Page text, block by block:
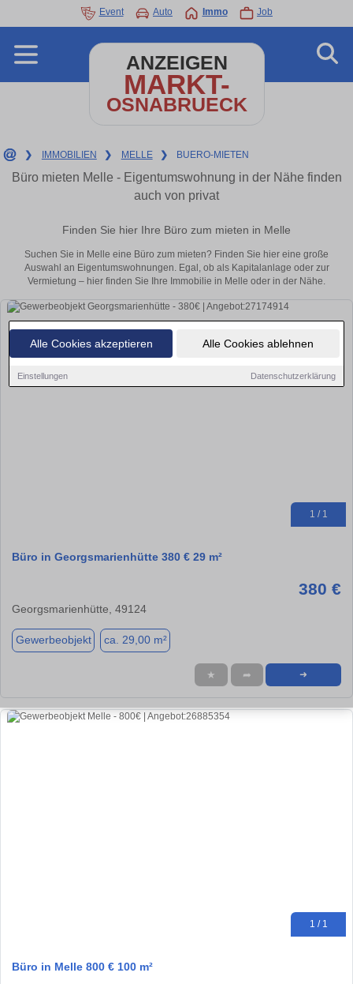
Alle Cookies akzeptieren Alle Cookies ablehnen
Einstellungen Datenschutzerklärung
Event Auto Immo Job
ANZEIGEN
MARKT-
OSNABRUECK
❯ IMMOBILIEN ❯ MELLE ❯ BUERO-MIETEN
Büro mieten Melle - Eigentumswohnung in der Nähe finden
auch von privat
Finden Sie hier Ihre Büro zum mieten in Melle
Suchen Sie in Melle eine Büro zum mieten? Finden Sie hier eine große
Auswahl an Eigentumswohnungen. Egal, ob als Kapitalanlage oder zur
Vermietung – hier finden Sie Ihre Immobilie in Melle oder in der Nähe.
1 / 1
Büro in Georgsmarienhütte 380 € 29 m²
380 €
Georgsmarienhütte, 49124
Gewerbeobjekt ca. 29,00 m²
★ ➦ ➜
1 / 1
Büro in Melle 800 € 100 m²